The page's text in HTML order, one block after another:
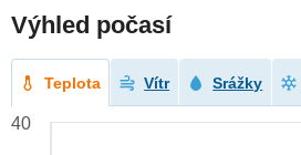
Výhled počasí
Teplota Vítr Srážky
40